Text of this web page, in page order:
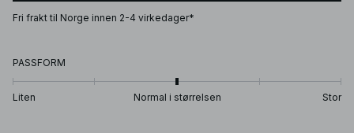
Fri frakt til Norge innen 2-4 virkedager*
PASSFORM
Liten Normal i størrelsen Stor